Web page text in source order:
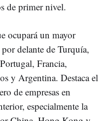
de primer nivel.
ocupará un mayor
por delante de Turquía,
Francia,
y Argentina. Destaca el
de empresas en
especialmente la